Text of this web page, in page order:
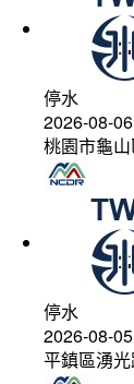
停水
2026-08-
桃園市龜
停水
2026-08-
平鎮區湧